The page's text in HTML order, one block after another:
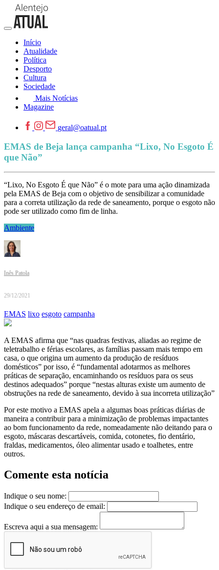
Início
Atualidade
Política
Desporto
Cultura
Sociedade
Mais Notícias
Magazine
geral@oatual.pt
EMAS de Beja lança campanha “Lixo, No Esgoto É
que Não”
“Lixo, No Esgoto É que Não” é o mote para uma ação dinamizada
pela EMAS de Beja com o objetivo de sensibilizar a comunidade
para a correta utilização da rede de saneamento, porque o esgoto não
pode ser utilizado como fim de linha.
Ambiente
Inês Patola
29/12/2021
EMAS lixo esgoto campanha
A EMAS afirma que “nas quadras festivas, aliadas ao regime de
teletrabalho e férias escolares, as famílias passam mais tempo em
casa, o que origina um aumento da produção de resíduos
domésticos” por isso, é “fundamental adotarmos as melhores
práticas de separação, encaminhando os resíduos para os seus
destinos adequados” porque “nestas alturas existe um aumento de
obstruções na rede de saneamento, devido à sua incorreta utilização”
Por este motivo a EMAS apela a algumas boas práticas diárias de
maneira a contribuir para a minimização de problemas impactantes
ao bom funcionamento da rede, nomeadamente não deitando para o
esgoto, máscaras descartáveis, comida, cotonetes, fio dentário,
fraldas, medicamentos, óleo alimentar usado e toalhetes, entre
outros.
Comente esta notícia
Indique o seu nome:
Indique o seu endereço de email:
Escreva aqui a sua mensagem: